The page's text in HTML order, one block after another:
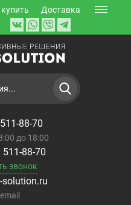
Доставка
88-70
до 18:00
511-88-70
звонок
solution.ru